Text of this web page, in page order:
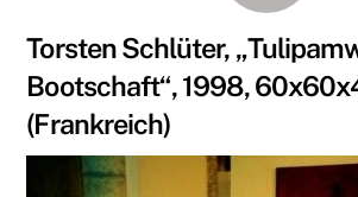
Torsten Schlüter,
Bootschaft“, 1998,
(Frankreich)